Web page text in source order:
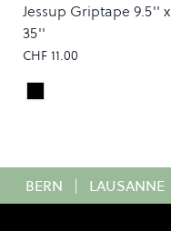
Jessup Griptape 9.5'' x
35''
CHF 11.00
Colour
Black
BERN | LAUSANNE